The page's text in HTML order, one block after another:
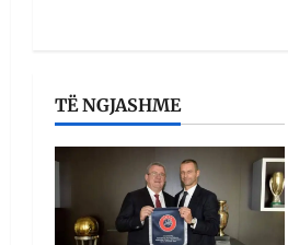
TË NGJASHME